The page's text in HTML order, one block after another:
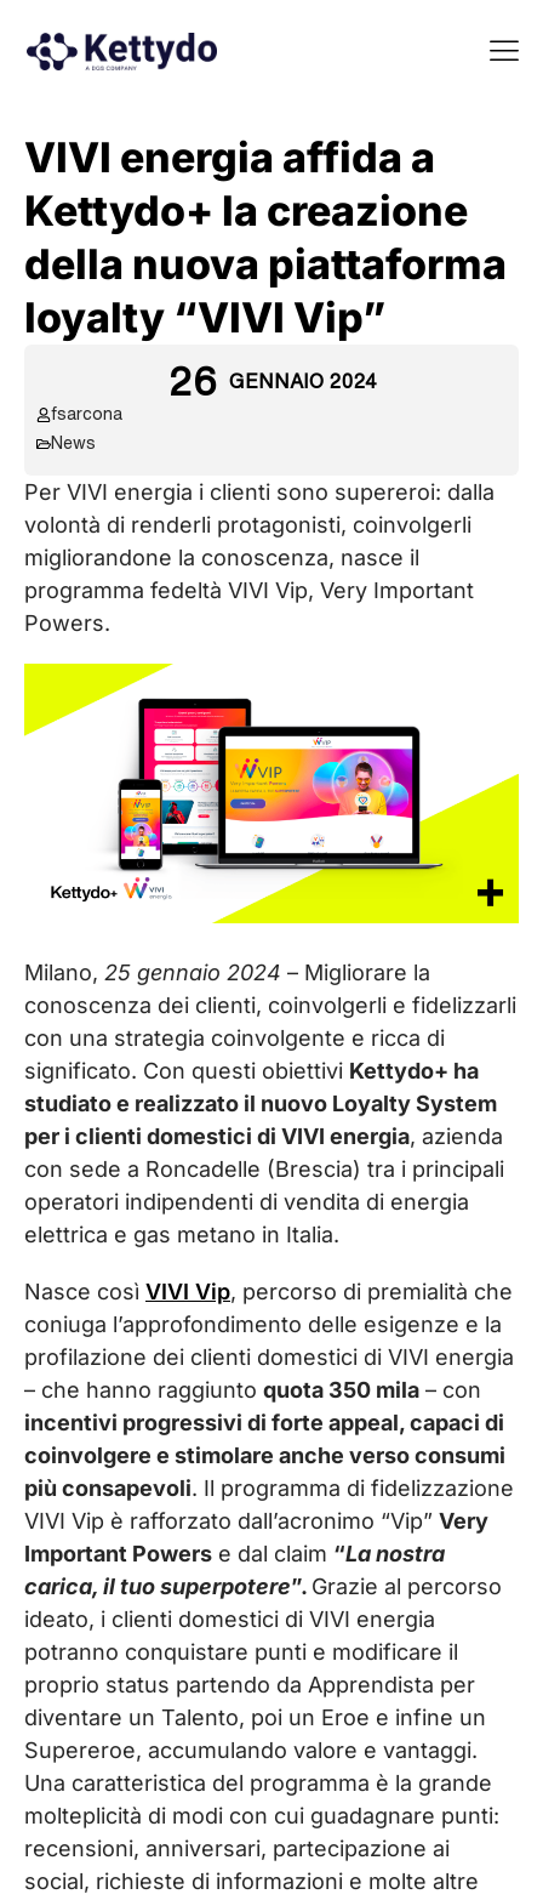
VIVI energia affida a
Kettydo+ la creazione
della nuova piattaforma
loyalty “VIVI Vip”
26 GENNAIO 2024
fsarcona
News
Per VIVI energia i clienti sono supereroi: dalla
volontà di renderli protagonisti, coinvolgerli
migliorandone la conoscenza, nasce il
programma fedeltà VIVI Vip, Very Important
Powers.
Milano, 25 gennaio 2024 – Migliorare la
conoscenza dei clienti, coinvolgerli e fidelizzarli
con una strategia coinvolgente e ricca di
significato. Con questi obiettivi Kettydo+ ha
studiato e realizzato il nuovo Loyalty System
per i clienti domestici di VIVI energia, azienda
con sede a Roncadelle (Brescia) tra i principali
operatori indipendenti di vendita di energia
elettrica e gas metano in Italia.
Nasce così VIVI Vip, percorso di premialità che
coniuga l’approfondimento delle esigenze e la
profilazione dei clienti domestici di VIVI energia
– che hanno raggiunto quota 350 mila – con
incentivi progressivi di forte appeal, capaci di
coinvolgere e stimolare anche verso consumi
più consapevoli. Il programma di fidelizzazione
VIVI Vip è rafforzato dall’acronimo “Vip” Very
Important Powers e dal claim “La nostra
carica, il tuo superpotere”. Grazie al percorso
ideato, i clienti domestici di VIVI energia
potranno conquistare punti e modificare il
proprio status partendo da Apprendista per
diventare un Talento, poi un Eroe e infine un
Supereroe, accumulando valore e vantaggi.
Una caratteristica del programma è la grande
molteplicità di modi con cui guadagnare punti:
recensioni, anniversari, partecipazione ai
social, richieste di informazioni e molte altre